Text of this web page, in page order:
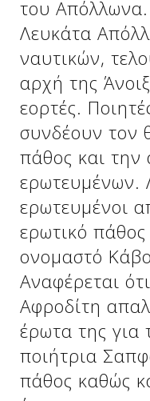
Δείτε μας:
Δείτε μας:
Δείτε μας:
Δείτε μας:
του
Λευκάτα
ναυτικών,
αρχή της
εορτές.
συνδέουν τον
πάθος και την
ερωτευμένων.
ερωτευμένοι
ερωτικό
ονομαστό
Αναφέρεται
Αφροδίτη
έρωτα της για
ποιήτρια
πάθος καθώς